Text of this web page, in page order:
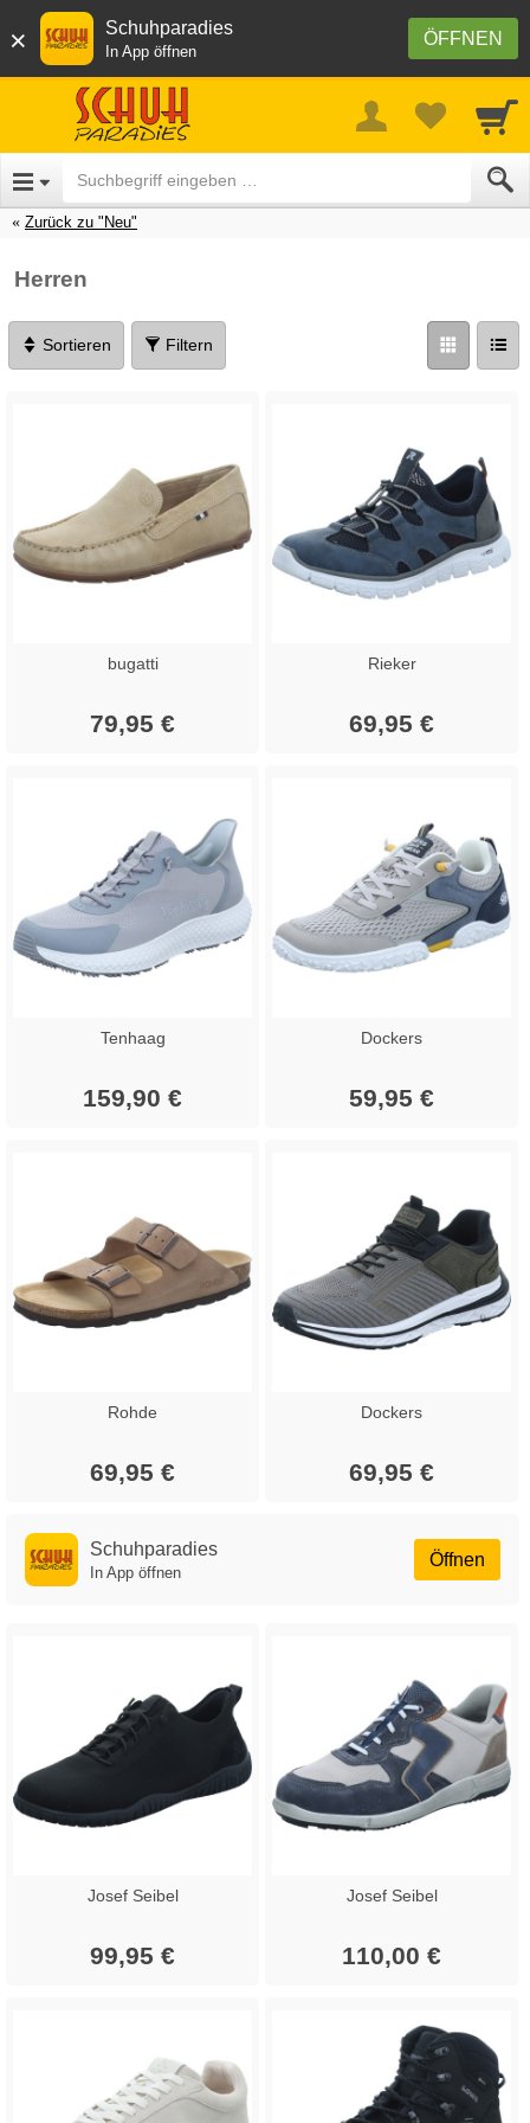
× ÖFFNEN
Schuhparadies
In App öffnen
Zurück zu "Neu"
Herren
Sortieren Filtern
bugatti
79,95 €
Rieker
69,95 €
Tenhaag
159,90 €
Dockers
59,95 €
Rohde
69,95 €
Dockers
69,95 €
Öffnen
Schuhparadies
In App öffnen
Josef Seibel
99,95 €
Josef Seibel
110,00 €